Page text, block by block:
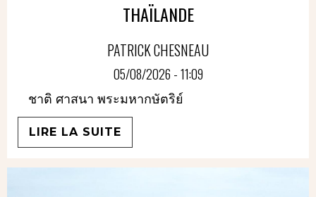
THAÏLANDE
PATRICK CHESNEAU
05/08/2026 - 11:09
ชาติ ศาสนา พระมหากษัตริย์
LIRE LA SUITE